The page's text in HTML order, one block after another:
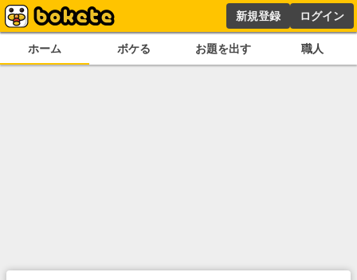
新規登録 ログイン
ホーム ボケる お題を出す 職人